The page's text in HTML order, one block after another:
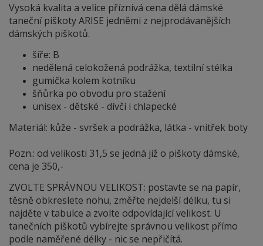
Vysoká kvalita a velice příznivá cena dělá dámské
taneční piškoty ARISE jedněmi z nejprodávanějších
dámských piškotů.
šíře: B
nedělená celokožená podrážka, textilní stélka
gumička kolem kotníku
šňůrka po obvodu pro stažení
unisex - dětské - dívčí i chlapecké
Materiál: kůže - svršek a podrážka, látka - vnitřek boty
Pozn.: od velikosti 31,5 se jedná již o piškoty dámské,
cena je 350,-
ZVOLTE SPRÁVNOU VELIKOST: postavte se na papír,
těsně obkreslete nohu, změřte nejdelší délku, tu si
najděte v tabulce a zvolte odpovídající velikost. U
tanečních piškotů vybírejte správnou velikost přímo
podle naměřené délky - nic se nepřičítá.